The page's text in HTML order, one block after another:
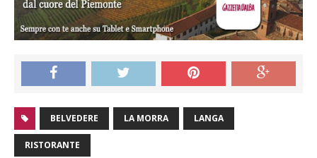
BELVEDERE LA MORRA LANGA
RISTORANTE